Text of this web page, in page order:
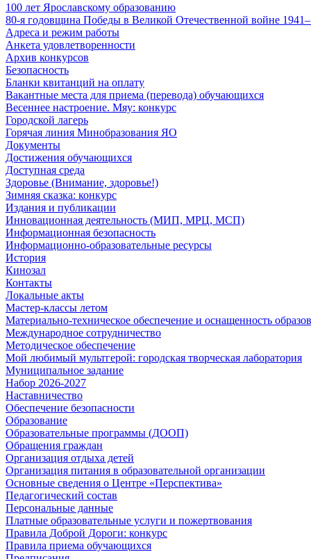
100 лет Ярославскому образованию
80-я годовщина Победы в Великой Отечественной войне
Адреса и режим работы
Анкета удовлетворенности
Архив конкурсов
Безопасность
Бланки квитанций на оплату
Вакантные места для приема (перевода) обучающихся
Весеннее настроение. Мяу: конкурс
Городской лагерь
Горячая линия Минобразования ЯО
Документы
Достижения обучающихся
Доступная среда
Здоровье (Внимание, здоровье!)
Зимняя сказка: конкурс
Издания и публикации
Инновационная деятельность (МИП, МРЦ, МСП)
Информационная безопасность
Информационно-образовательные ресурсы
История
Кинозал
Контакты
Локальные акты
Мастер-классы летом
Материально-техническое обеспечение и оснащенность
Международное сотрудничество
Методическое обеспечение
Мой любимый мультгерой: городская творческая лаборатория
Муниципальное задание
Набор 2026-2027
Наставничество
Обеспечение безопасности
Образование
Образовательные программы (ДООП)
Обращения граждан
Организация отдыха детей
Организация питания в образовательной организации
Основные сведения о Центре «Перспектива»
Педагогический состав
Персональные данные
Платные образовательные услуги и пожертвования
Правила Доброй Дороги: конкурс
Правила приема обучающихся